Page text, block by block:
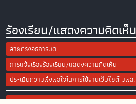
ร้องเรียน/แสดงความคิดเห็น
สายตรงอธิการบดี
การแจ้งเรื่องร้องเรียน/แสดงความคิดเห็น
ประเมินความพึงพอใจในการใช้งานเว็บไซต์ มฟล.
Site Map